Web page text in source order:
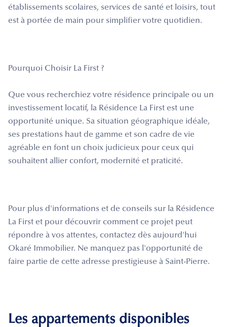
établissements scolaires, services de santé et loisirs, tout
est à portée de main pour simplifier votre quotidien.
Pourquoi Choisir La First ?
Que vous recherchiez votre résidence principale ou un
investissement locatif, la Résidence La First est une
opportunité unique. Sa situation géographique idéale,
ses prestations haut de gamme et son cadre de vie
agréable en font un choix judicieux pour ceux qui
souhaitent allier confort, modernité et praticité.
Pour plus d'informations et de conseils sur la Résidence
La First et pour découvrir comment ce projet peut
répondre à vos attentes, contactez dès aujourd'hui
Okaré Immobilier. Ne manquez pas l'opportunité de
faire partie de cette adresse prestigieuse à Saint-Pierre.
Les appartements disponibles